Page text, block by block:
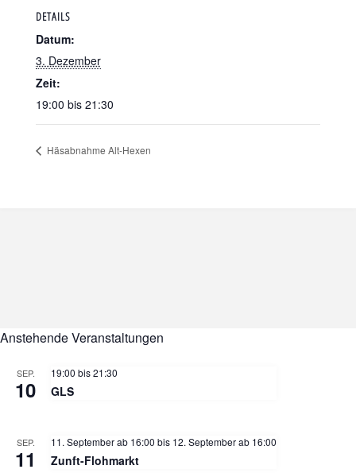
DETAILS
Datum:
3. Dezember
Zeit:
19:00 bis 21:30
Häsabnahme Alt-Hexen
Anstehende Veranstaltungen
SEP.
10
19:00 bis21:30
GLS
SEP.
11
11. September ab 16:00 bis 12. September ab 16:00
Zunft-Flohmarkt